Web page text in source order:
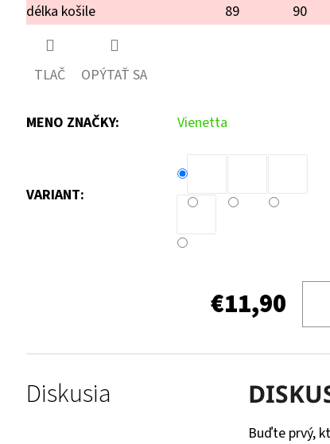
délka košile
89 90
TLAČ OPÝTAŤ SA
MENO ZNAČKY: Vienetta
VARIANT:
€11,90
Diskusia
Buďte prvý,